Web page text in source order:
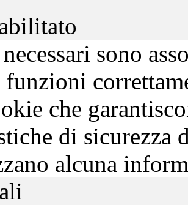
sono
che
di sicurezza
alcuna